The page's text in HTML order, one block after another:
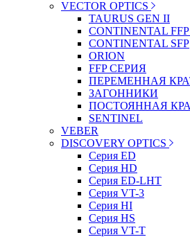
VECTOR OPTICS
TAURUS GEN II
CONTINENTAL
CONTINENTAL SFP
ORION
FFP СЕРИЯ
ПЕРЕМЕННАЯ
ЗАГОННИКИ
ПОСТОЯННАЯ
SENTINEL
VEBER
DISCOVERY OPTICS
Серия ED
Серия HD
Серия ED-LHT
Серия VT-3
Серия HI
Серия HS
Серия VT-T